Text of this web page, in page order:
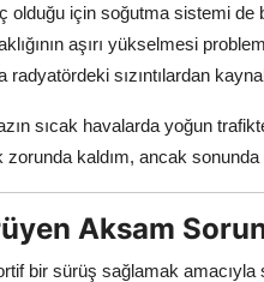
olduğu için soğutma sistemi
aşırı yükselmesi
sızıntılardan
sıcak havalarda yoğun
kaldım, ancak
Aksam
bir sürüş sağlamak amacıyla